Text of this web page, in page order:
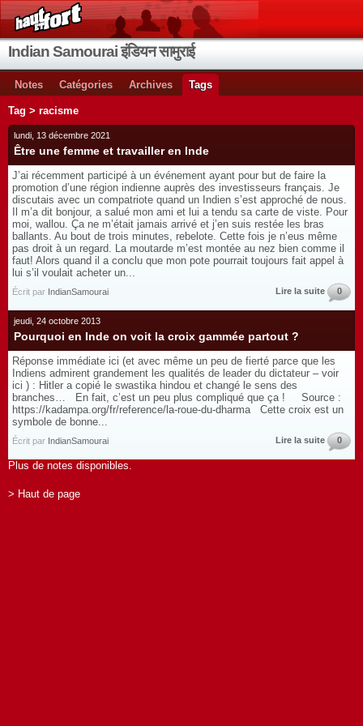
Indian Samourai इंडियन सामुराई
Notes Catégories Archives Tags
Tag > racisme
lundi, 13 décembre 2021
Être une femme et travailler en Inde
J’ai récemment participé à un événement ayant pour but de faire la
promotion d’une région indienne auprès des investisseurs français. Je
discutais avec un compatriote quand un Indien s’est approché de nous.
Il m’a dit bonjour, a salué mon ami et lui a tendu sa carte de viste. Pour
moi, wallou. Ça ne m’était jamais arrivé et j’en suis restée les bras
ballants. Au bout de trois minutes, rebelote. Cette fois je n’eus même
pas droit à un regard. La moutarde m’est montée au nez bien comme il
faut! Alors quand il a conclu que mon pote pourrait toujours fait appel à
lui s’il voulait acheter un...
Écrit par IndianSamourai Lire la suite 0
jeudi, 24 octobre 2013
Pourquoi en Inde on voit la croix gammée partout ?
Réponse immédiate ici (et avec même un peu de fierté parce que les
Indiens admirent grandement les qualités de leader du dictateur – voir
ici ) : Hitler a copié le swastika hindou et changé le sens des
branches… En fait, c’est un peu plus compliqué que ça ! Source :
https://kadampa.org/fr/reference/la-roue-du-dharma Cette croix est un
symbole de bonne...
Écrit par IndianSamourai Lire la suite 0
Plus de notes disponibles.
> Haut de page